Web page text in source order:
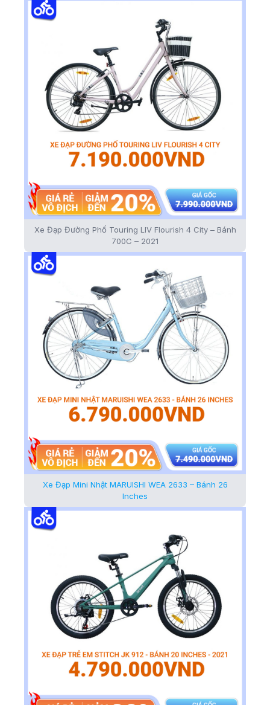
Xe Đạp Đường Phố Touring LIV Flourish 4 City – Bánh
700C – 2021
Xe Đạp Mini Nhật MARUISHI WEA 2633 – Bánh 26
Inches